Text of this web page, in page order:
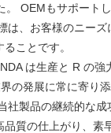
。 OEMもサポート
は、お客様のニーズ
ことです。
は生産と R の強
の発展に常に寄り
社製品の継続的な成
質の仕上がり、素